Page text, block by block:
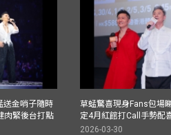
送金哨子隨時
肉緊後台打點
草蜢驚喜現身Fans包場
定4月紅館打Call手勢配
2026-03-30